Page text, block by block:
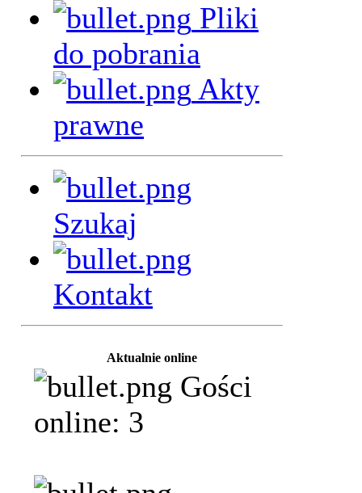
Pliki
do pobrania
Akty
prawne
Szukaj
Kontakt
Aktualnie online
Gości
online: 3